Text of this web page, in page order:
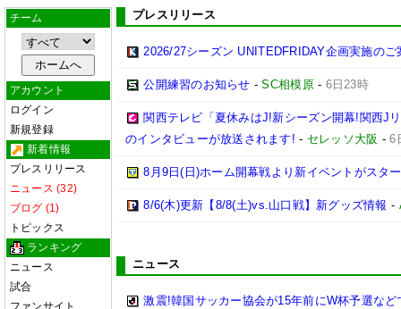
チーム
アカウント
ログイン
新規登録
新着情報
プレスリリース
ニュース (32)
ブログ (1)
トピックス
ランキング
ニュース
試合
ファンサイト
プレスリリース
2026/27シーズン UNITEDFRIDAY企画実施のご
公開練習のお知らせ -SC相模原- 6日23時
関西テレビ「夏休みはJ!新シーズン開幕!関西J
のインタビューが放送されます! - セレッソ大阪 -6
8月9日(日)ホーム開幕戦より新イベントがスタ
8/6(木)更新【8/8(土)vs.山口戦】新グッズ情報 -
ニュース
激震!韓国サッカー協会が15年前にW杯予選な